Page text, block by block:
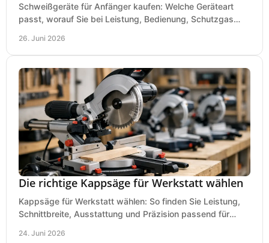
Schweißgeräte für Anfänger kaufen: Welche Geräteart
passt, worauf Sie bei Leistung, Bedienung, Schutzgas
26. Juni 2026
Die richtige Kappsäge für Werkstatt wählen
Kappsäge für Werkstatt wählen: So finden Sie Leistung,
Schnittbreite, Ausstattung und Präzision passend für
24. Juni 2026